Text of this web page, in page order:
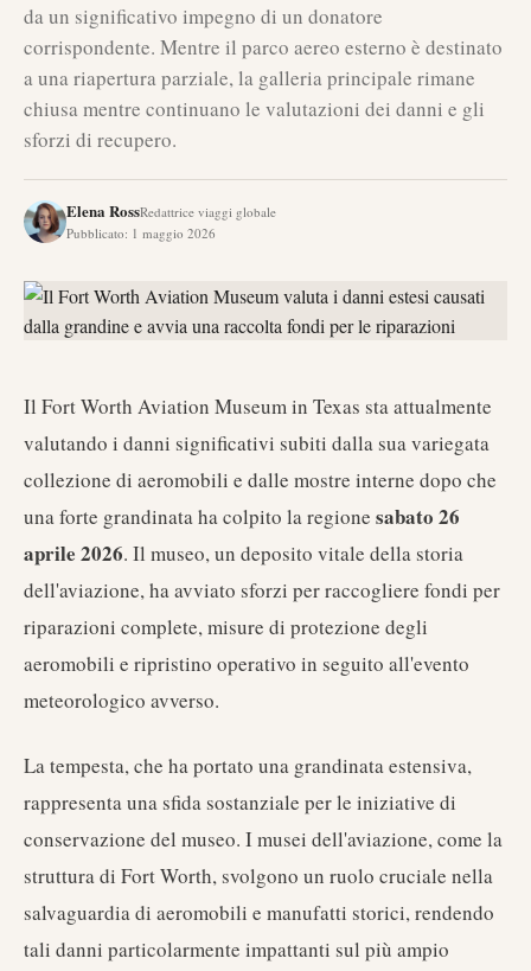
da un significativo impegno di un donatore
corrispondente. Mentre il parco aereo esterno è destinato
a una riapertura parziale, la galleria principale rimane
chiusa mentre continuano le valutazioni dei danni e gli
sforzi di recupero.
Elena RossRedattrice viaggi globale
Pubblicato: 1 maggio 2026
Il Fort Worth Aviation Museum in Texas sta attualmente
valutando i danni significativi subiti dalla sua variegata
collezione di aeromobili e dalle mostre interne dopo che
una forte grandinata ha colpito la regione sabato 26
aprile 2026. Il museo, un deposito vitale della storia
dell'aviazione, ha avviato sforzi per raccogliere fondi per
riparazioni complete, misure di protezione degli
aeromobili e ripristino operativo in seguito all'evento
meteorologico avverso.
La tempesta, che ha portato una grandinata estensiva,
rappresenta una sfida sostanziale per le iniziative di
conservazione del museo. I musei dell'aviazione, come la
struttura di Fort Worth, svolgono un ruolo cruciale nella
salvaguardia di aeromobili e manufatti storici, rendendo
tali danni particolarmente impattanti sul più ampio